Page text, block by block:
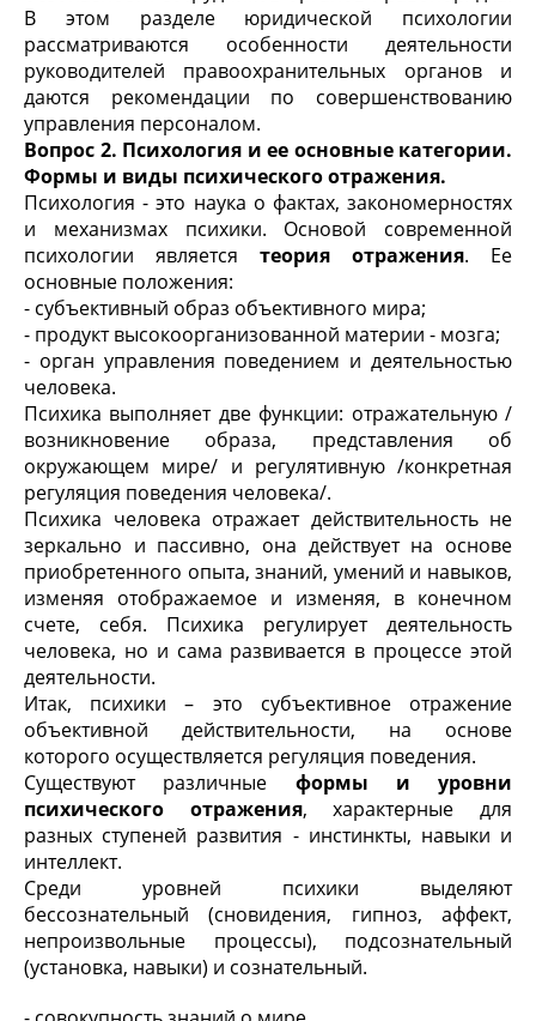
В этом разделе юридической психологии
рассматриваются особенности деятельности
руководителей правоохранительных органов и
даются рекомендации по совершенствованию
управления персоналом.
Вопрос 2. Психология и ее основные категории.
Формы и виды психического отражения.
Психология - это наука о фактах, закономерностях
и механизмах психики. Основой современной
психологии является теория отражения. Ее
основные положения:
- субъективный образ объективного мира;
- продукт высокоорганизованной материи - мозга;
- орган управления поведением и деятельностью
человека.
Психика выполняет две функции: отражательную /
возникновение образа, представления об
окружающем мире/ и регулятивную /конкретная
регуляция поведения человека/.
Психика человека отражает действительность не
зеркально и пассивно, она действует на основе
приобретенного опыта, знаний, умений и навыков,
изменяя отображаемое и изменяя, в конечном
счете, себя. Психика регулирует деятельность
человека, но и сама развивается в процессе этой
деятельности.
Итак, психики – это субъективное отражение
объективной действительности, на основе
которого осуществляется регуляция поведения.
Существуют различные формы и уровни
психического отражения, характерные для
разных ступеней развития - инстинкты, навыки и
интеллект.
Среди уровней психики выделяют
бессознательный (сновидения, гипноз, аффект,
непроизвольные процессы), подсознательный
(установка, навыки) и сознательный.